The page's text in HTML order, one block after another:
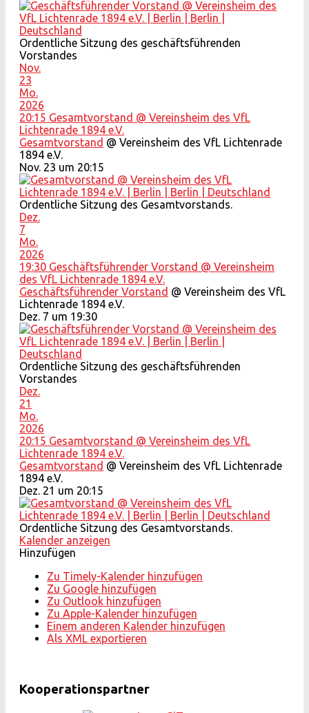
Ordentliche Sitzung des geschäftsführenden
Vorstandes
Nov.
23
Mo.
2026
20:15 Gesamtvorstand @ Vereinsheim des VfL
Lichtenrade 1894 e.V.
Gesamtvorstand @ Vereinsheim des VfL Lichtenrade
1894 e.V.
Nov. 23 um 20:15
Ordentliche Sitzung des Gesamtvorstands.
Dez.
7
Mo.
2026
19:30 Geschäftsführender Vorstand @ Vereinsheim
des VfL Lichtenrade 1894 e.V.
Geschäftsführender Vorstand @ Vereinsheim des VfL
Lichtenrade 1894 e.V.
Dez. 7 um 19:30
Ordentliche Sitzung des geschäftsführenden
Vorstandes
Dez.
21
Mo.
2026
20:15 Gesamtvorstand @ Vereinsheim des VfL
Lichtenrade 1894 e.V.
Gesamtvorstand @ Vereinsheim des VfL Lichtenrade
1894 e.V.
Dez. 21 um 20:15
Ordentliche Sitzung des Gesamtvorstands.
Kalender anzeigen
Hinzufügen
Zu Timely-Kalender hinzufügen
Zu Google hinzufügen
Zu Outlook hinzufügen
Zu Apple-Kalender hinzufügen
Einem anderen Kalender hinzufügen
Als XML exportieren
Kooperationspartner